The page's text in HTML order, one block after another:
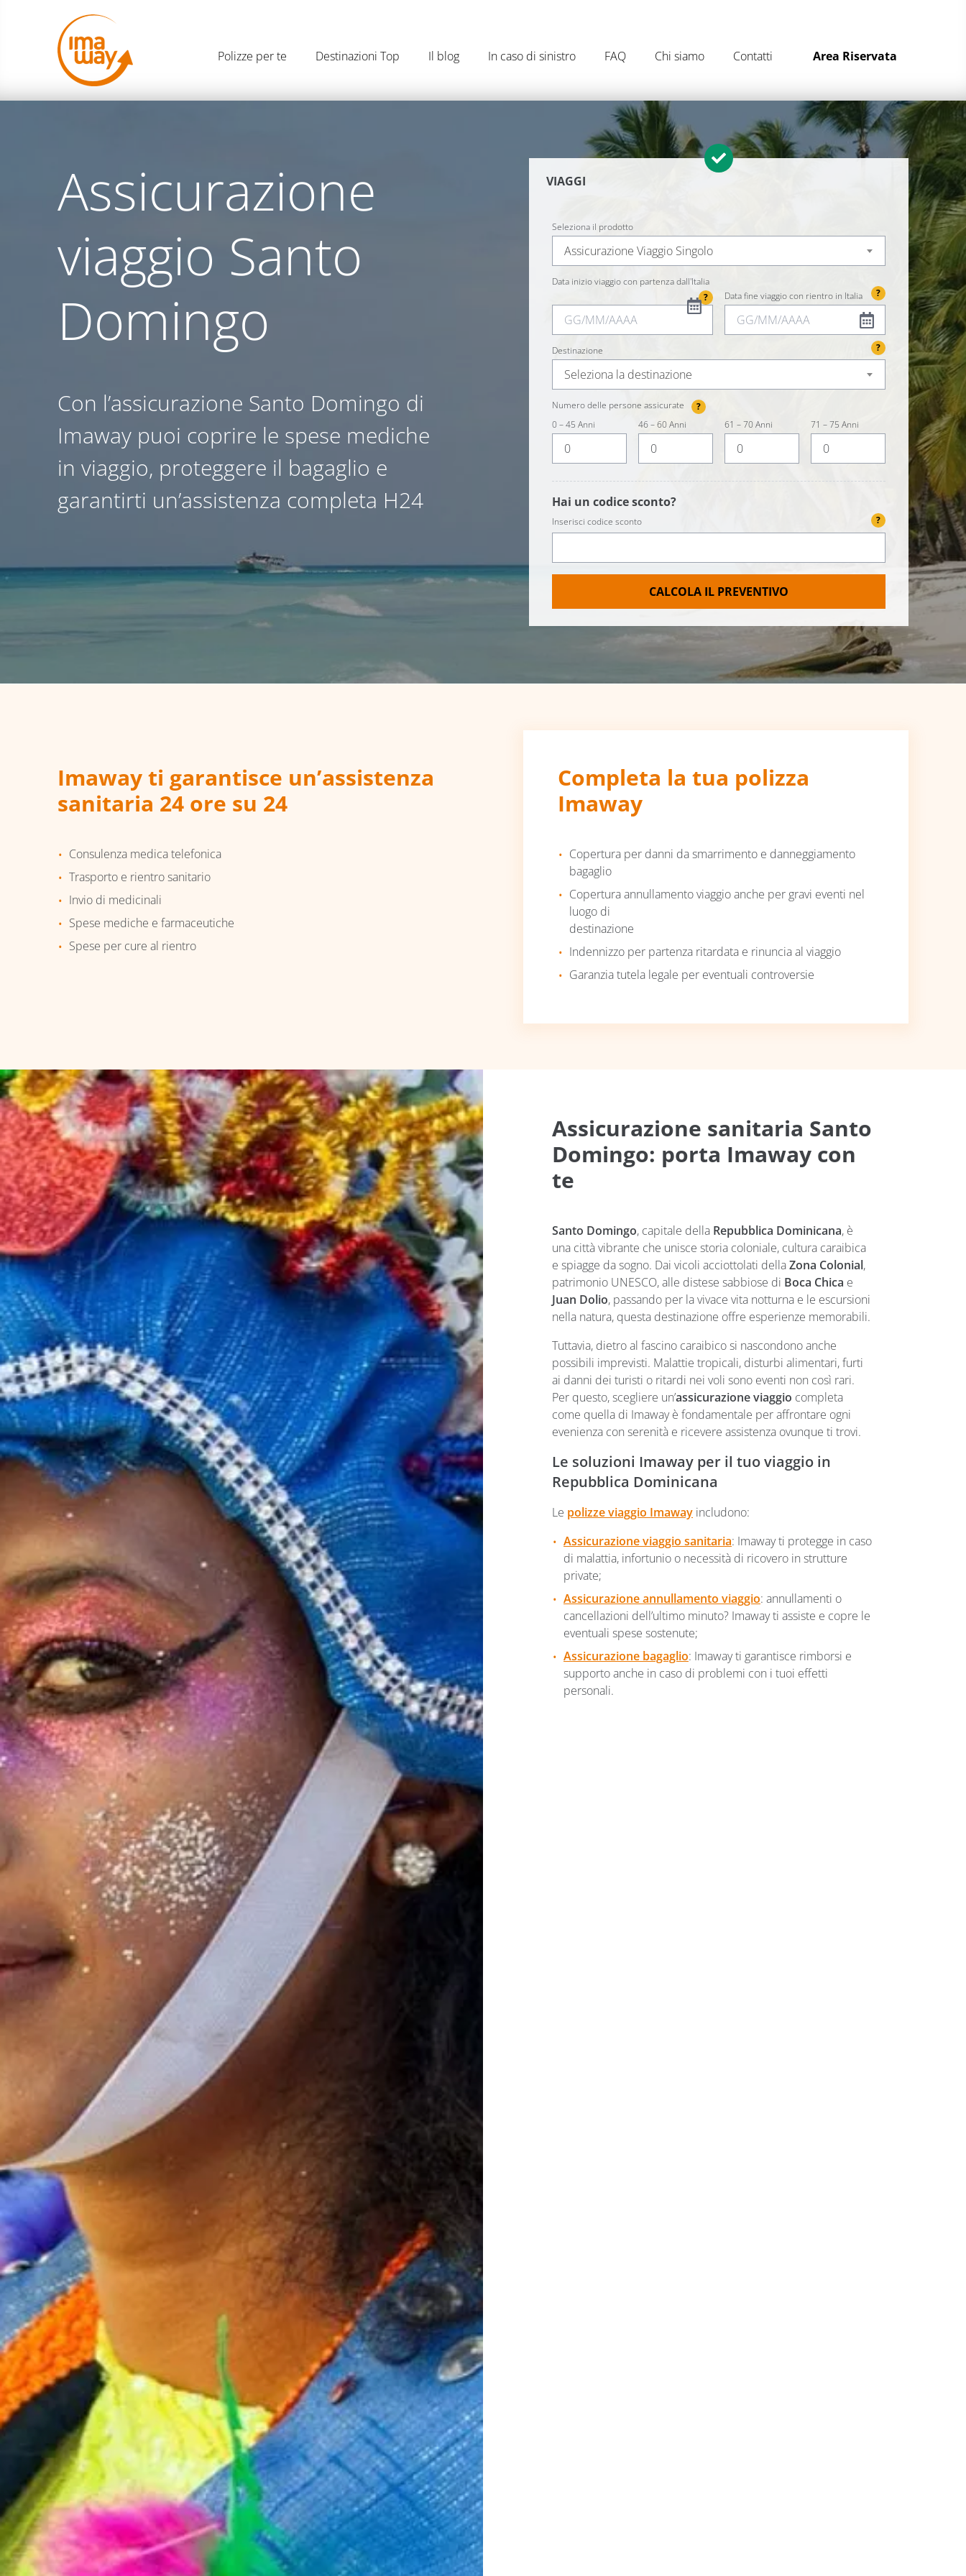
Polizze per te Destinazioni Top Il blog In caso di sinistro FAQ Chi siamo Contatti Area Riservata
Assicurazione
viaggio Santo
Domingo
Con l’assicurazione Santo Domingo di
Imaway puoi coprire le spese mediche
in viaggio, proteggere il bagaglio e
garantirti un’assistenza completa H24
VIAGGI
Seleziona il prodotto
Assicurazione Viaggio Singolo
Data inizio viaggio con partenza dall'Italia
?
Data fine viaggio con rientro in Italia ?
?
Destinazione
Seleziona la destinazione
Numero delle persone assicurate
?
0 – 45 Anni
46 – 60 Anni 61 – 70 Anni 71 – 75 Anni
Hai un codice sconto?
Inserisci codice sconto ?
CALCOLA IL PREVENTIVO
Imaway ti garantisce un’assistenza
sanitaria 24 ore su 24
Consulenza medica telefonica
Trasporto e rientro sanitario
Invio di medicinali
Spese mediche e farmaceutiche
Spese per cure al rientro
Completa la tua polizza
Imaway
Copertura per danni da smarrimento e danneggiamento
bagaglio
Copertura annullamento viaggio anche per gravi eventi nel
luogo di
destinazione
Indennizzo per partenza ritardata e rinuncia al viaggio
Garanzia tutela legale per eventuali controversie
Assicurazione sanitaria Santo
Domingo: porta Imaway con
te
Santo Domingo, capitale della Repubblica Dominicana, è
una città vibrante che unisce storia coloniale, cultura caraibica
e spiagge da sogno. Dai vicoli acciottolati dellaZona Colonial,
patrimonio UNESCO, alle distese sabbiose di Boca Chica e
Juan Dolio, passando per la vivace vita notturna e le escursioni
nella natura, questa destinazione offre esperienze memorabili.
Tuttavia, dietro al fascino caraibico si nascondono anche
possibili imprevisti. Malattie tropicali, disturbi alimentari, furti
ai danni dei turisti o ritardi nei voli sono eventi non così rari.
Per questo, scegliere un’assicurazione viaggio completa
come quella di Imaway è fondamentale per affrontare ogni
evenienza con serenità e ricevere assistenza ovunque ti trovi.
Le soluzioni Imaway per il tuo viaggio in
Repubblica Dominicana
Le polizze viaggio Imaway includono:
Assicurazione viaggio sanitaria: Imaway ti protegge in caso
di malattia, infortunio o necessità di ricovero in strutture
private;
Assicurazione annullamento viaggio: annullamenti o
cancellazioni dell’ultimo minuto? Imaway ti assiste e copre le
eventuali spese sostenute;
Assicurazione bagaglio: Imaway ti garantisce rimborsi e
supporto anche in caso di problemi con i tuoi effetti
personali.